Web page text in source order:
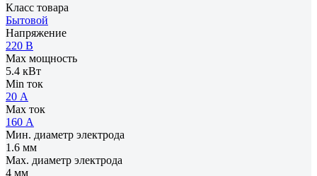
Класс товара
Бытовой
Напряжение
220 В
Max мощность
5.4 кВт
Min ток
20 А
Max ток
160 А
Мин. диаметр электрода
1.6 мм
Мах. диаметр электрода
4 мм